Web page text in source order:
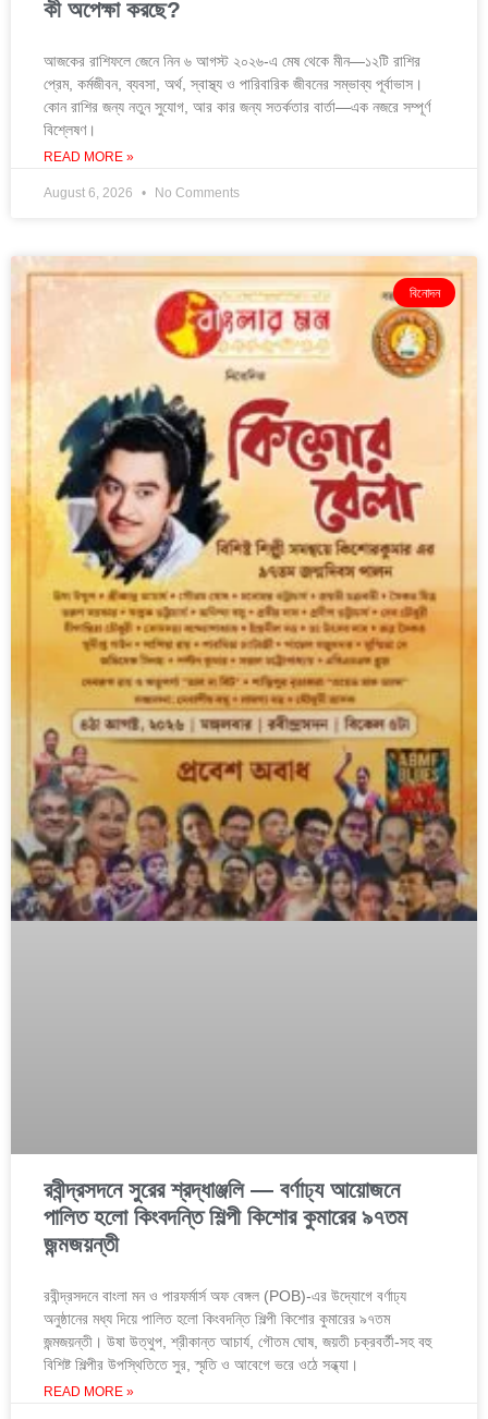
কী অপেক্ষা করছে?
আজকের রাশিফলে জেনে নিন ৬ আগস্ট ২০২৬-এ মেষ থেকে মীন—১২টি রাশির
প্রেম, কর্মজীবন, ব্যবসা, অর্থ, স্বাস্থ্য ও পারিবারিক জীবনের সম্ভাব্য পূর্বাভাস।
কোন রাশির জন্য নতুন সুযোগ, আর কার জন্য সতর্কতার বার্তা—এক নজরে সম্পূর্ণ
বিশ্লেষণ।
READ MORE »
August 6, 2026 No Comments
বিনোদন
রবীন্দ্রসদনে সুরের শ্রদ্ধাঞ্জলি — বর্ণাঢ্য আয়োজনে
পালিত হলো কিংবদন্তি শিল্পী কিশোর কুমারের ৯৭তম
জন্মজয়ন্তী
রবীন্দ্রসদনে বাংলা মন ও পারফর্মার্স অফ বেঙ্গল (POB)-এর উদ্যোগে বর্ণাঢ্য
অনুষ্ঠানের মধ্য দিয়ে পালিত হলো কিংবদন্তি শিল্পী কিশোর কুমারের ৯৭তম
জন্মজয়ন্তী। উষা উত্থুপ, শ্রীকান্ত আচার্য, গৌতম ঘোষ, জয়তী চক্রবর্তী-সহ বহু
বিশিষ্ট শিল্পীর উপস্থিতিতে সুর, স্মৃতি ও আবেগে ভরে ওঠে সন্ধ্যা।
READ MORE »